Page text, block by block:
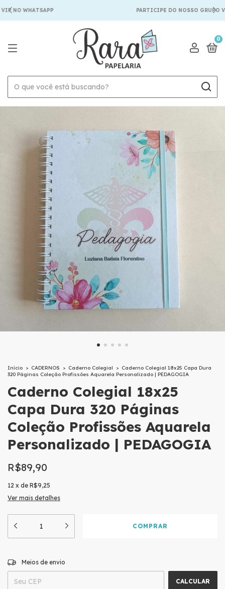
NO WHATSAPP PARTICIPE DO NOSSO GRUPO
0
Início > CADERNOS > Caderno Colegial > Caderno Colegial 18x25 Capa Dura
320 Páginas Coleção Profissões Aquarela Personalizado | PEDAGOGIA
Caderno Colegial 18x25
Capa Dura 320 Páginas
Coleção Profissões Aquarela
Personalizado | PEDAGOGIA
R$89,90
12 x de R$9,25
Ver mais detalhes
Entregas para o CEP:
Meios de envio
CALCULAR